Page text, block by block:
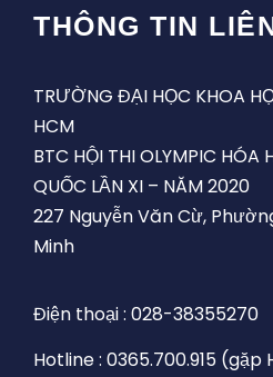
THÔNG TIN
TRƯỜNG ĐẠI HỌC KHOA
HCM
BTC HỘI THI OLYMPIC HÓA
QUỐC LẦN XI – NĂM 2020
227 Nguyễn Văn Cừ,
Minh
Điện thoại : 028-38355270
Hotline : 0365.700.915 (gặp